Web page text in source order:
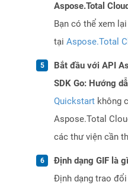
Aspose.Total
Bạn có thể xem
tại Aspose.Total
Bắt đầu với API
SDK Go: Hướng
Quickstart không
Aspose.Total
các thư viện cần
Định dạng GIF là
Định dạng trao